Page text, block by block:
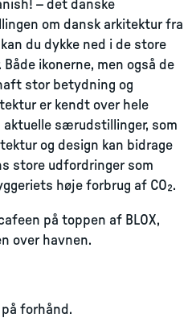
– det danske
om dansk arkitektur fra
du dykke ned i de store
ikonerne, men også de
stor betydning og
er kendt over hele
aktuelle særudstillinger, som
og design kan bidrage
store udfordringer som
høje forbrug af CO₂.
på toppen af BLOX,
over havnen.
forhånd.